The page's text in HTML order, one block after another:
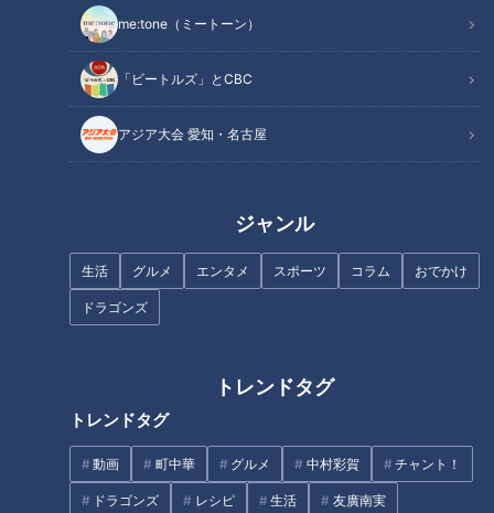
me:tone（ミートーン）
「ビートルズ」とCBC
アジア大会 愛知・名古屋
ジャンル
生活 グルメ エンタメ スポーツ コラム おでかけ
ドラゴンズ
トレンドタグ
トレンドタグ
動画 町中華 グルメ 中村彩賀 チャント！
ドラゴンズ レシピ 生活 友廣南実
次世代の医療従事者を目指す女
子高生たち 看護師・助産師を
目指す一人一人の個性
ヂラブ、介護業界を託せる高校
『古知野高校』福祉科
マヂラブ、これからのトレンド
を作る生徒たちと出会う！ 名古
屋『桜台高校』ファッション文
クラスの女子は『国宝』と呼
山に断絶された村を救った廃
校内に保育園！？名古屋市『桜